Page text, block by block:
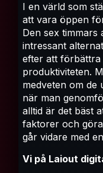
I en värld som
att vara öppen
Den sex timmars
intressant
efter att förbättra
produktiviteten.
medveten om de
när man
alltid är det bäst
faktorer och
går vidare med
Vi på Laiout